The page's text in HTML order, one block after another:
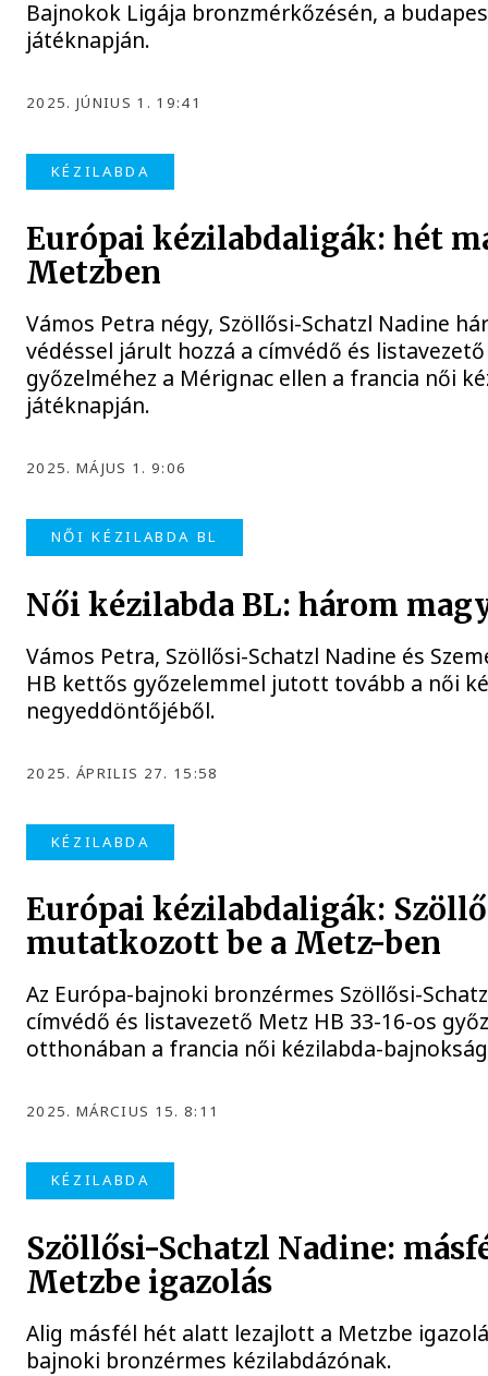
Bajnokok Ligája bronzmérkőzésén, a
játéknapján.
2025. JÚNIUS 1. 19:41
KÉZILABDA
Európai kézilabdaligák: hét
Metzben
Vámos Petra négy, Szöllősi-Schatzl Nadine
védéssel járult hozzá a címvédő és
győzelméhez a Mérignac ellen a francia női
játéknapján.
2025. MÁJUS 1. 9:06
NŐI KÉZILABDA BL
Női kézilabda BL: három
Vámos Petra, Szöllősi-Schatzl Nadine és
HB kettős győzelemmel jutott tovább a női
negyeddöntőjéből.
2025. ÁPRILIS 27. 15:58
KÉZILABDA
Európai kézilabdaligák:
mutatkozott be a Metz-ben
Az Európa-bajnoki bronzérmes Szöllősi-
címvédő és listavezető Metz HB 33-16-os
otthonában a francia női kézilabda-
2025. MÁRCIUS 15. 8:11
KÉZILABDA
Szöllősi-Schatzl Nadine:
Metzbe igazolás
Alig másfél hét alatt lezajlott a Metzbe
bajnoki bronzérmes kézilabdázónak.